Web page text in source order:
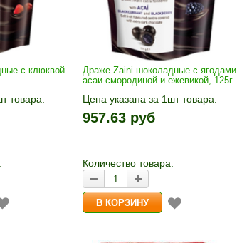
с клюквой
товара.
«+»
Драже Zaini шоколадные с ягодами
асаи смородиной и ежевикой, 125г
Цена указана за 1шт товара.
1шт прибавляется кнопками «+»
и «-». Выберите нужное
957.63 руб
Количество товара: